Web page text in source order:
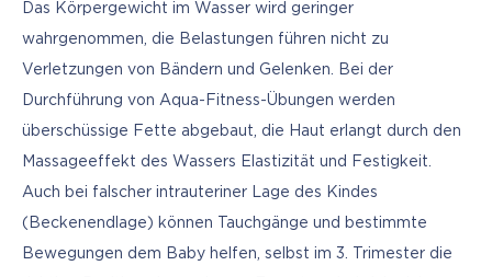
Das Körpergewicht im Wasser wird geringer
wahrgenommen, die Belastungen führen nicht zu
Verletzungen von Bändern und Gelenken. Bei der
Durchführung von Aqua-Fitness-Übungen werden
überschüssige Fette abgebaut, die Haut erlangt durch den
Massageeffekt des Wassers Elastizität und Festigkeit.
Auch bei falscher intrauteriner Lage des Kindes
(Beckenendlage) können Tauchgänge und bestimmte
Bewegungen dem Baby helfen, selbst im 3. Trimester die